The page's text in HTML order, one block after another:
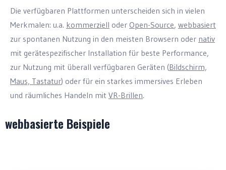
Die verfügbaren Plattformen unterscheiden sich in vielen
Merkmalen: u.a. kommerziell oder Open-Source, webbasiert
zur spontanen Nutzung in den meisten Browsern oder nativ
mit gerätespezifischer Installation für beste Performance,
zur Nutzung mit überall verfügbaren Geräten (Bildschirm,
Maus, Tastatur) oder für ein starkes immersives Erleben
und räumliches Handeln mit VR-Brillen.
webbasierte Beispiele